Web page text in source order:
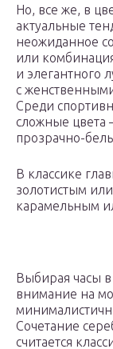
Но, все же, в
актуальные
неожиданное
или
и элегантного
с
Среди
сложные цвета
прозрачно-
В классике
золотистым
карамельным
Выбирая часы в
внимание на
Сочетание
считается